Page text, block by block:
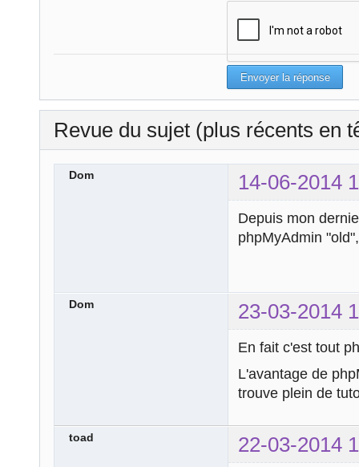
Revue du sujet (plus récents en
Dom 14-06-2014
Depuis mon
phpMyAdmin
Dom 23-03-2014
En fait c'est tout
L'avantage de
trouve plein de
toad 22-03-2014